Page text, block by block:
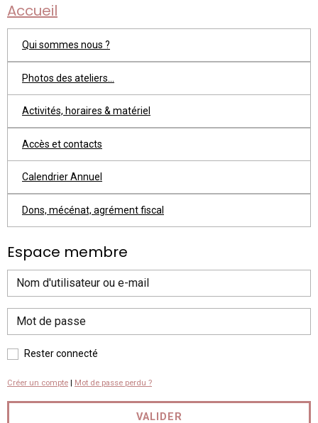
Accueil
Qui sommes nous ?
Photos des ateliers...
Activités, horaires & matériel
Accès et contacts
Calendrier Annuel
Dons, mécénat, agrément fiscal
Espace membre
Rester connecté
Créer un compte | Mot de passe perdu ?
VALIDER